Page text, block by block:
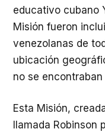
educativo cubano
Misión fueron
venezolanas de
ubicación
no se
Esta Misión,
llamada Robinson